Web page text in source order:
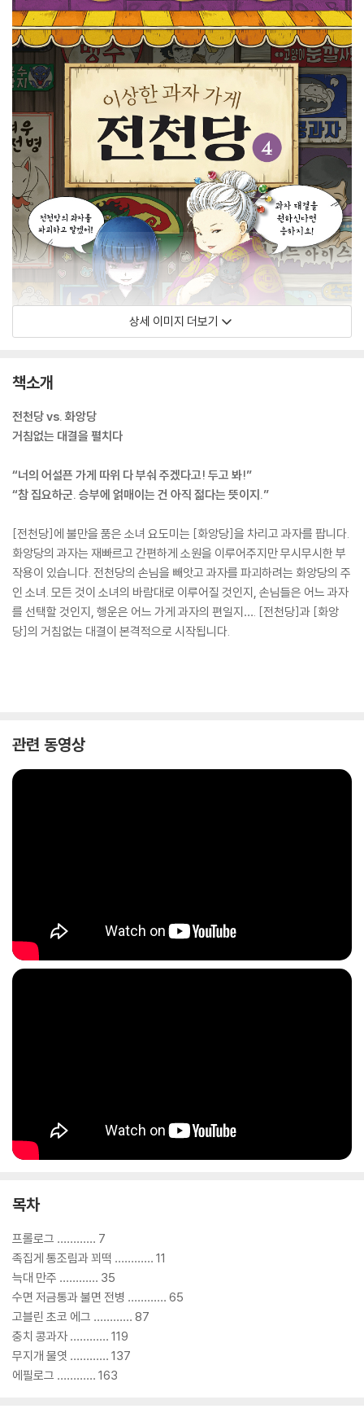
상세 이미지 더보기
책소개
전천당 vs. 화앙당
거침없는 대결을 펼치다
“너의 어설픈 가게 따위 다 부숴 주겠다고! 두고 봐!”
“참 집요하군. 승부에 얽매이는 건 아직 젊다는 뜻이지.”
[전천당]에 불만을 품은 소녀 요도미는 [화앙당]을 차리고 과자를 팝니다.
화앙당의 과자는 재빠르고 간편하게 소원을 이루어주지만 무시무시한 부
작용이 있습니다. 전천당의 손님을 빼앗고 과자를 파괴하려는 화앙당의 주
인 소녀. 모든 것이 소녀의 바람대로 이루어질 것인지, 손님들은 어느 과자
를 선택할 것인지, 행운은 어느 가게 과자의 편일지…. [전천당]과 [화앙
당]의 거침없는 대결이 본격적으로 시작됩니다.
관련 동영상
목차
프롤로그 ………… 7
족집게 통조림과 꾀떡 ………… 11
늑대 만주 ………… 35
수면 저금통과 불면 전병 ………… 65
고블린 초코 에그 ………… 87
충치 콩과자 ………… 119
무지개 물엿 ………… 137
에필로그 ………… 163